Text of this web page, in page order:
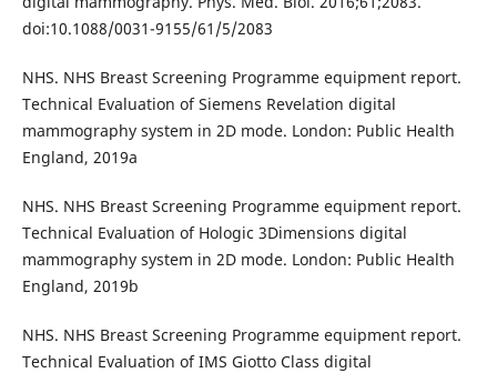
doi:10.1088/0031-9155/61/5/2083
NHS. NHS Breast Screening Programme equipment report.
Technical Evaluation of Siemens Revelation digital
mammography system in 2D mode. London: Public Health
England, 2019a
NHS. NHS Breast Screening Programme equipment report.
Technical Evaluation of Hologic 3Dimensions digital
mammography system in 2D mode. London: Public Health
England, 2019b
NHS. NHS Breast Screening Programme equipment report.
Technical Evaluation of IMS Giotto Class digital